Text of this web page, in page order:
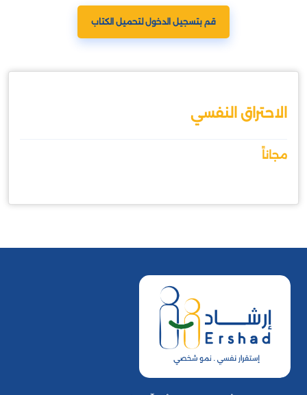
قم بتسجيل الدخول لتحميل الكتاب
الاحتراق النفسي
مجاناً